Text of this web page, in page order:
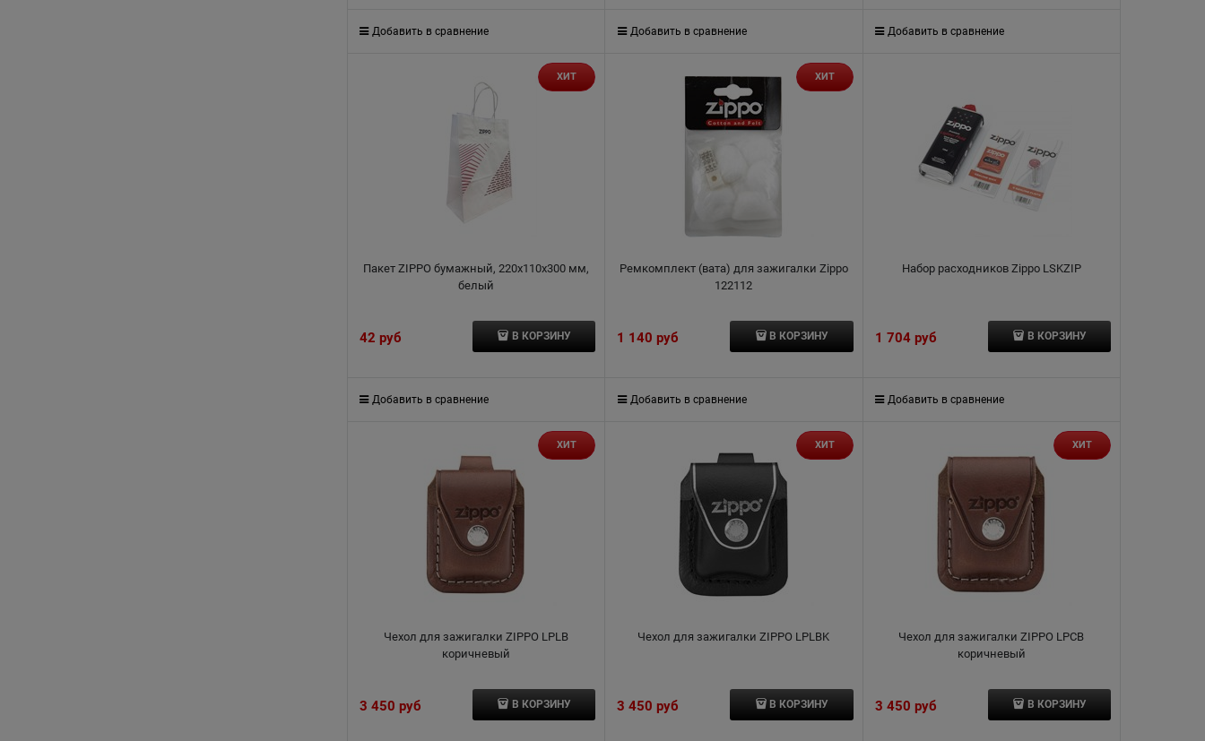
Добавить в сравнение Добавить в сравнение Добавить в сравнение
Пакет ZIPPO бумажный, 220x110x300 мм,
белый
ХИТ
42 руб В КОРЗИНУ
Добавить в сравнение
Ремкомплект (вата) для зажигалки Zippo
122112
ХИТ
1 140 руб В КОРЗИНУ
Добавить в сравнение
Набор расходников Zippo LSKZIP
1 704 руб В КОРЗИНУ
Добавить в сравнение
Чехол для зажигалки ZIPPO LPLB
коричневый
ХИТ
3 450 руб В КОРЗИНУ
Чехол для зажигалки ZIPPO LPLBK
ХИТ
3 450 руб В КОРЗИНУ
Чехол для зажигалки ZIPPO LPCB
коричневый
ХИТ
3 450 руб В КОРЗИНУ